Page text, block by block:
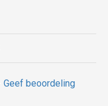
Geef beoordeling